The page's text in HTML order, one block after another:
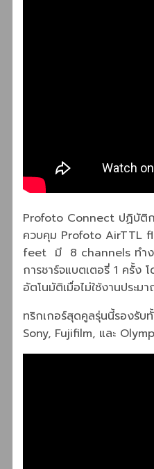
Profoto Connect ปฏิบัติ
ควบคุม Profoto AirTTL
feet มี 8 channels ทำง
การชาร์จแบตเตอรี่ 1 ครั้ง
อัตโนมัติเมื่อไม่ใช้งานประม
ทริกเกอร์สุดคูลรุ่นนี้รองรั
Sony, Fujifilm, และ